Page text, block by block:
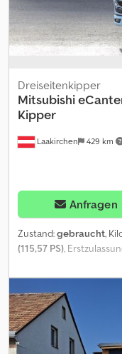
lenkbar
Laakirchen 429 km
Dreiseitenkipper
Mitsubishi
Kipper
Anfragen
Zustand:gebraucht,
(115,57 PS),
Achsen-Konfiguration:
Fahrerkabine:
Emissionsklasse:
Angebot ist
vorbehalten. Bei